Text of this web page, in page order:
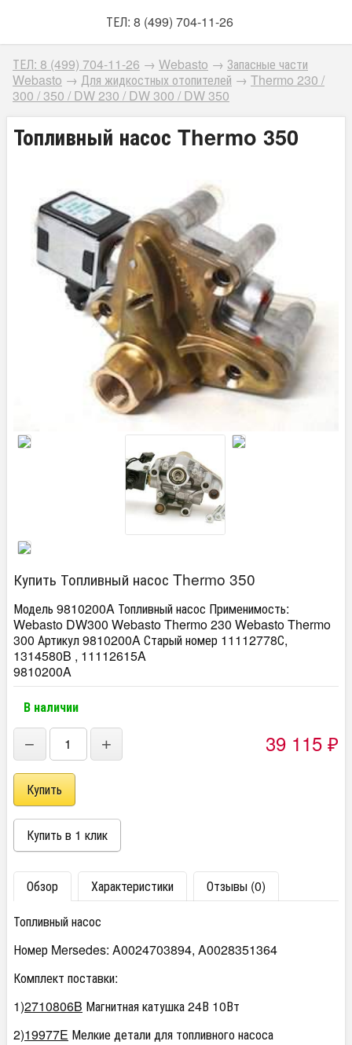
ТЕЛ: 8 (499) 704-11-26
ТЕЛ: 8 (499) 704-11-26 → Webasto → Запасные части
Webasto → Для жидкостных отопителей → Thermo 230 /
300 / 350 / DW 230 / DW 300 / DW 350
Топливный насос Thermo 350
Купить Топливный насос Thermo 350
Модель 9810200A Топливный насос Применимость:
Webasto DW300 Webasto Thermo 230 Webasto Thermo
300 Артикул 9810200A Старый номер 11112778С,
1314580B , 11112615A
9810200A
В наличии
− + 39 115 ₽
Обзор Характеристики
Отзывы (0)
Топливный насос
Номер Mersedes: A0024703894, A0028351364
Комплект поставки:
1)2710806B Магнитная катушка 24В 10Вт
2)19977E Мелкие детали для топливного насоса